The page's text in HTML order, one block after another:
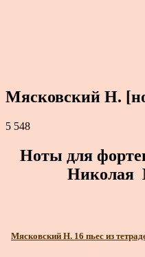
Мясковский Н.
5 548
Ноты для
Николая
Мясковский Н. 16 пьес из